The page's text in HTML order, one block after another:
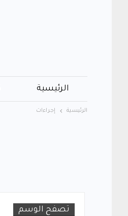
الرئيسية
الرئيسية إجراءات
تصفح الوسم